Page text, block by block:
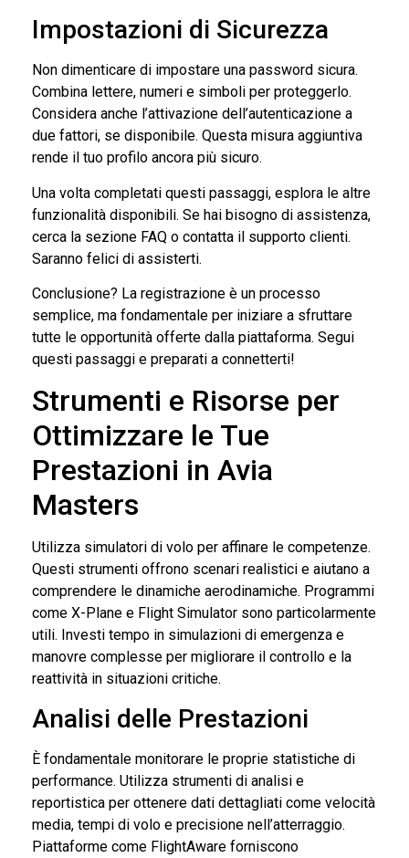
Impostazioni di Sicurezza
Non dimenticare di impostare una password sicura.
Combina lettere, numeri e simboli per proteggerlo.
Considera anche l’attivazione dell’autenticazione a
due fattori, se disponibile. Questa misura aggiuntiva
rende il tuo profilo ancora più sicuro.
Una volta completati questi passaggi, esplora le altre
funzionalità disponibili. Se hai bisogno di assistenza,
cerca la sezione FAQ o contatta il supporto clienti.
Saranno felici di assisterti.
Conclusione? La registrazione è un processo
semplice, ma fondamentale per iniziare a sfruttare
tutte le opportunità offerte dalla piattaforma. Segui
questi passaggi e preparati a connetterti!
Strumenti e Risorse per
Ottimizzare le Tue
Prestazioni in Avia
Masters
Utilizza simulatori di volo per affinare le competenze.
Questi strumenti offrono scenari realistici e aiutano a
comprendere le dinamiche aerodinamiche. Programmi
come X-Plane e Flight Simulator sono particolarmente
utili. Investi tempo in simulazioni di emergenza e
manovre complesse per migliorare il controllo e la
reattività in situazioni critiche.
Analisi delle Prestazioni
È fondamentale monitorare le proprie statistiche di
performance. Utilizza strumenti di analisi e
reportistica per ottenere dati dettagliati come velocità
media, tempi di volo e precisione nell’atterraggio.
Piattaforme come FlightAware forniscono